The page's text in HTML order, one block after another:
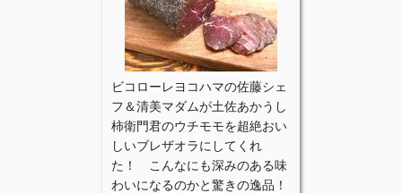
ビコローレヨコハマの佐藤シェ
フ＆清美マダムが土佐あかうし
柿衛門君のウチモモを超絶おい
しいブレザオラにしてくれ
た！ こんなにも深みのある味
わいになるのかと驚きの逸品！